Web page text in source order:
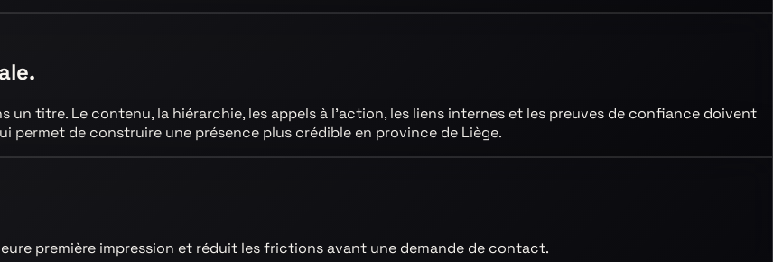
un titre. Le contenu, la hiérarchie, les appels à l’action, les liens internes et les preuves de confiance doivent
permet de construire une présence plus crédible en province de Liège.
première impression et réduit les frictions avant une demande de contact.